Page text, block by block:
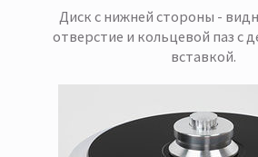
Диск с нижней стороны -
отверстие и кольцевой паз
вставкой.